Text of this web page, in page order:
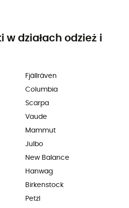
w działach odzież i
Fjällräven
Columbia
Scarpa
Vaude
Mammut
Julbo
New Balance
Hanwag
Birkenstock
Petzl